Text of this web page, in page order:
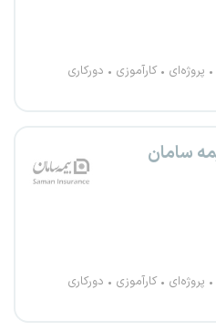
پروژه‌ای کارآموزی دورکاری
سامان
پروژه‌ای کارآموزی دورکاری